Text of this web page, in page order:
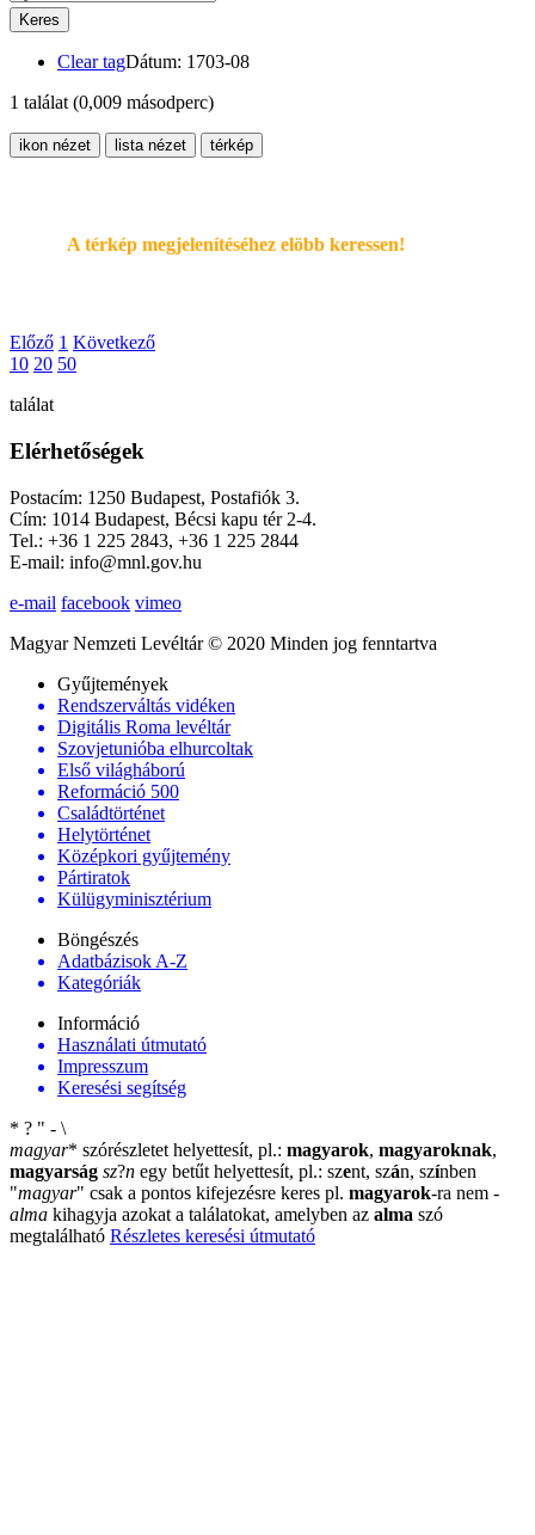
Keres
Clear tagDátum: 1703-08
1 találat(0,009 másodperc)
ikon nézet lista nézet térkép
A térkép megjelenítéséhez elöbb keressen!
Előző 1 Következő
10 20 50
találat
Elérhetőségek
Postacím: 1250 Budapest, Postafiók 3.
Cím: 1014 Budapest, Bécsi kapu tér 2-4.
Tel.: +36 1 225 2843, +36 1 225 2844
E-mail: info@mnl.gov.hu
e-mail facebook vimeo
Magyar Nemzeti Levéltár © 2020 Minden jog fenntartva
Gyűjtemények
Rendszerváltás vidéken
Digitális Roma levéltár
Szovjetunióba elhurcoltak
Első világháború
Reformáció 500
Családtörténet
Helytörténet
Középkori gyűjtemény
Pártiratok
Külügyminisztérium
Böngészés
Adatbázisok A-Z
Kategóriák
Információ
Használati útmutató
Impresszum
Keresési segítség
* ? " - \
magyar* szórészletet helyettesít, pl.: magyarok, magyaroknak,
magyarság sz?n egy betűt helyettesít, pl.: szent, szán, színben
"magyar" csak a pontos kifejezésre keres pl. magyarok-ra nem -
alma kihagyja azokat a találatokat, amelyben az alma szó
megtalálható Részletes keresési útmutató